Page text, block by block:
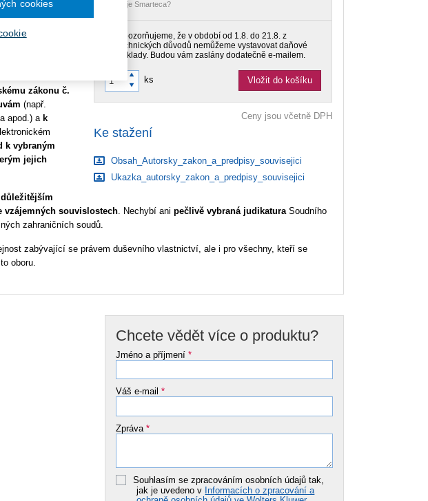
Co je Smarteca?
Upozorňujeme, že v období od 1.8. do 21.8. z
technických důvodů nemůžeme vystavovat daňové
doklady. Budou vám zaslány dodatečně e-mailem.
ks Vložit do košíku
Ceny jsou včetně DPH
Ke stažení
Obsah_Autorsky_zakon_a_predpisy_souvisejici
Ukazka_autorsky_zakon_a_predpisy_souvisejici
zákonu č.
(např.
apod.) a k
k vybraným
jejich
vzájemných souvislostech. Nechybí anipečlivě vybraná judikaturaSoudního
zahraničních soudů.
zabývající se právem duševního vlastnictví, ale i pro všechny, kteří se
oboru.
Chcete vědět více o produktu?
Jméno a příjmení*
Váš e-mail*
Zpráva*
Souhlasím se zpracováním osobních údajů tak,
jak je uvedeno v Informacích o zpracování a
cookies